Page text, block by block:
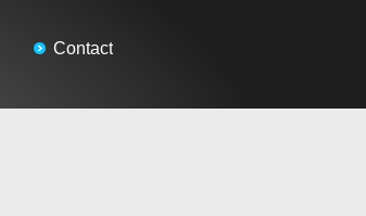
Contact